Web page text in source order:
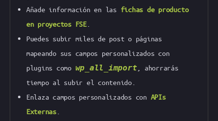
Añade información en las fichas de producto
en proyectos FSE.
Puedes subir miles de post o páginas
mapeando sus campos personalizados con
plugins como wp_all_import , ahorrarás
tiempo al subir el contenido.
Enlaza campos personalizados con APIs
Externas.